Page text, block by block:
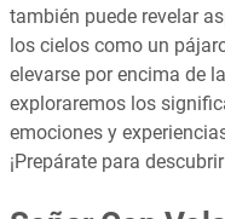
también puede revelar
los cielos como un
elevarse por encima de
exploraremos los
emociones y
¡Prepárate para